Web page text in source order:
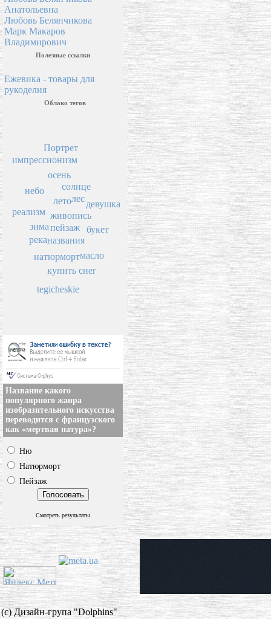
Анатольевна
Любовь Белянчикова
Марк Макаров
Владимирович
Полезные ссылки
Ежевика - товары для
рукоделия
Облако тегов
пейзаж
названия
живопись
лето
натюрморт
купить
солнце
лес
зима
осень
букет
масло
река
снег
tegicheskie
реализм
небо
импрессионизм
Портрет
девушка
Название какого
популярного жанра
изобразительного искусства
переводится с французского
как «мертвая натура»?
Ню
Натюрморт
Пейзаж
Смотреть результаты
(c) Дизайн-група "Dolphins"